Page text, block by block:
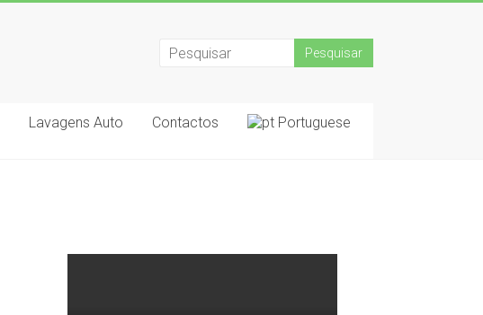
Lavagens Auto Contactos Portuguese